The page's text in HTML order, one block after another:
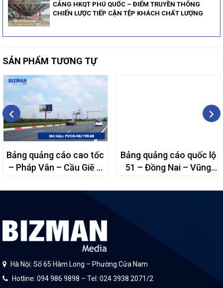
CẢNG HKQT PHÚ QUỐC – ĐIỂM TRUYỀN THÔNG
CHIẾN LƯỢC TIẾP CẬN TỆP KHÁCH CHẤT LƯỢNG
SẢN PHẨM TƯƠNG TỰ
Bảng quảng cáo cao tốc
– Pháp Vân – Cầu Giẽ –
Bảng quảng cáo quốc lộ
51 – Đồng Nai – Vũng
Hà Nội: Số 65 Hàm Long – Phường Cửa Nam
Hotline: 094 986 9898 – Tel: 024 3938 2071/2